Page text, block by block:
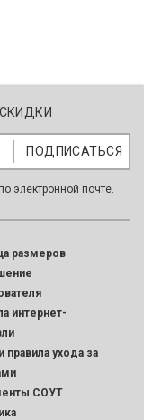
электронной почте.
размеров
интернет-
правила ухода за
СОУТ